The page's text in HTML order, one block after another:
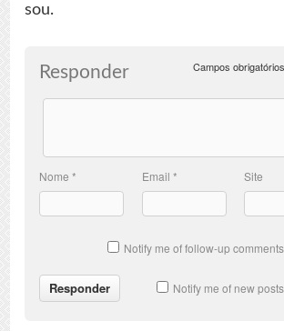
sou.
Responder Campos
Nome* Email * Site
Notify me of follow-up
Notify me of new